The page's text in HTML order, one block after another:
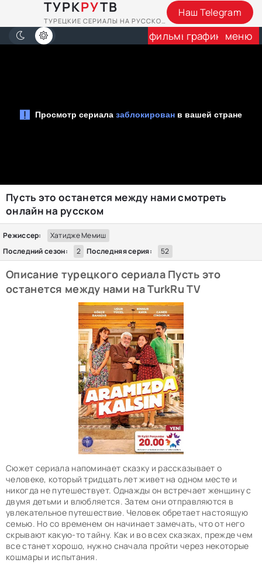
ТУРКРУТВ
ТУРЕЦКИЕ СЕРИАЛЫ НА РУССКОМ
Наш Telegram
фильмыграфик меню
Пусть это останется между нами смотреть
онлайн на русском
Режиссер:
Хатидже Мемиш
Последний сезон:
2 Последняя серия: 52
Описание турецкого сериала Пусть это
останется между нами на TurkRu TV
Сюжет сериала напоминает сказку и рассказывает о
человеке, который тридцать лет живет на одном месте и
никогда не путешествует. Однажды он встречает женщину с
двумя детьми и влюбляется. Затем они отправляются в
увлекательное путешествие. Человек обретает настоящую
семью. Но со временем он начинает замечать, что от него
скрывают какую-то тайну. Как и во всех сказках, прежде чем
все станет хорошо, нужно сначала пройти через некоторые
кошмары и испытания.